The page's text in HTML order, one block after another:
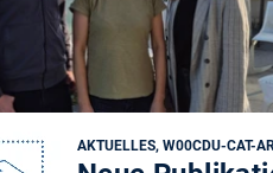
AKTUELLES, W00CDU-CAT-